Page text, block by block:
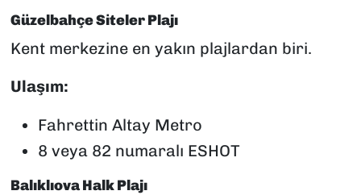
Güzelbahçe Siteler Plajı
Kent merkezine en yakın plajlardan biri.
Ulaşım:
Fahrettin Altay Metro
8 veya 82 numaralı ESHOT
Balıklıova Halk Plajı